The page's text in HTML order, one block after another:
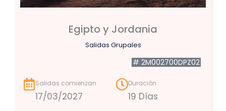
Egipto y Jordania
Salidas Grupales
# 2M002700DPZ02
Salidas comienzan
17/03/2027
Duración
19 Días